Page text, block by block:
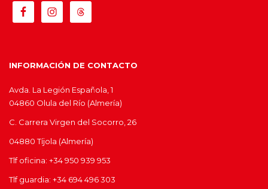
INFORMACIÓN DE CONTACTO
Avda. La Legión Española, 1
04860 Olula del Río (Almería)
C. Carrera Virgen del Socorro, 26
04880 Tíjola (Almería)
Tlf oficina: +34 950 939 953
Tlf guardia: +34 694 496 303